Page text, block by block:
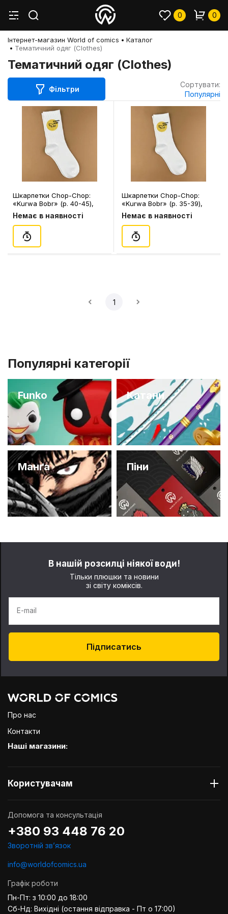
0 0
Інтернет-магазин World of comics
Каталог
Тематичний одяг (Clothes)
Тематичний одяг (Clothes)
Фільтри
Сортувати:
Популярні
Шкарпетки Chop-Chop:
«Kurwa Bobr» (р. 40-45),
(91316)
Немає в наявності
Шкарпетки Chop-Chop:
«Kurwa Bobr» (р. 35-39),
(91315)
Немає в наявності
1
Популярні категорії
Funko Катани
Манґа Піни
В нашій розсилці ніякої води!
Тільки плюшки та новини
зі світу коміксів.
E-mail
Підписатись
Про нас
Контакти
Наші магазини:
Користувачам
Допомога та консультація
+380 93 448 76 20
Зворотній звʼязок
info@worldofcomics.ua
Графік роботи
Пн-Пт: з 10:00 до 18:00
Сб-Нд: Вихідні (остання відправка - Пт о 17:00)